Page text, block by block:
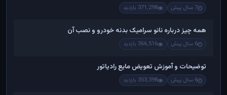
7 سال پیش 371,298 بازدید
همه چیز درباره نانو سرامیک بدنه خودرو و نصب آن
6 سال پیش 366,516 بازدید
توضیحات و آموزش تعویض مایع رادیاتور
6 سال پیش 353,398 بازدید